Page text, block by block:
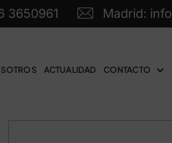
3650961 Madrid:
ACTUALIDAD CONTACTO